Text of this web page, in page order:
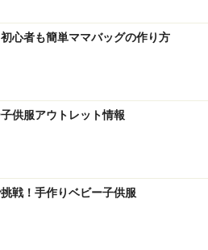
心者も簡単ママバッグの作り方
供服アウトレット情報
戦！手作りベビー子供服